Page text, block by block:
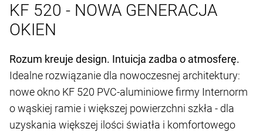
KF 520 - NOWA GENERACJA
OKIEN
Rozum kreuje design. Intuicja zadba o atmosferę.
Idealne rozwiązanie dla nowoczesnej architektury:
nowe okno KF 520 PVC-aluminiowe firmy Internorm
o wąskiej ramie i większej powierzchni szkła - dla
uzyskania większej ilości światła i komfortowego